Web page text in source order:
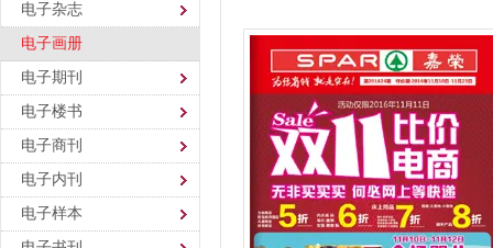
电子杂志
电子画册
电子期刊
电子楼书
电子商刊
电子内刊
电子样本